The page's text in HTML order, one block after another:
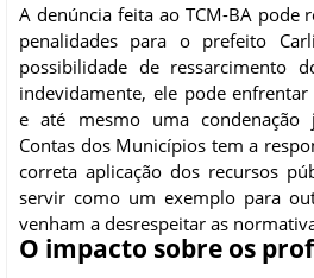
A denúncia feita ao TCM-BA pode
penalidades para o prefeito
possibilidade de ressarcimento
indevidamente, ele pode
e até mesmo uma
Contas dos Municípios tem a
correta aplicação dos recursos
servir como um exemplo para
venham a desrespeitar as
O impacto sobre os